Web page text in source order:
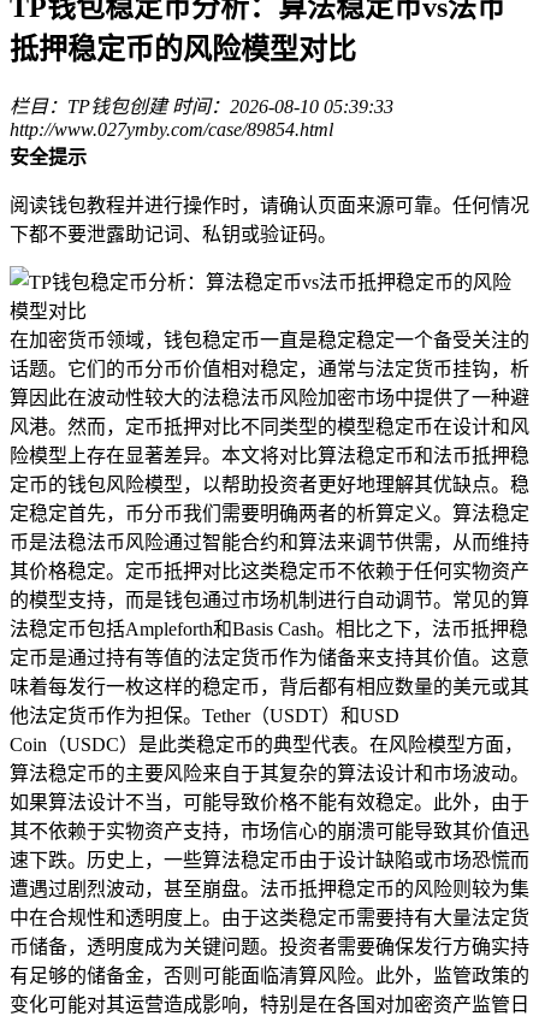
TP钱包稳定币分析：算法稳定币vs法币
抵押稳定币的风险模型对比
栏目：TP钱包创建 时间：2026-08-10 05:39:33
http://www.027ymby.com/case/89854.html
安全提示
阅读钱包教程并进行操作时，请确认页面来源可靠。任何情况
下都不要泄露助记词、私钥或验证码。
在加密货币领域，钱包稳定币一直是稳定稳定一个备受关注的
话题。它们的币分币价值相对稳定，通常与法定货币挂钩，析
算因此在波动性较大的法稳法币风险加密市场中提供了一种避
风港。然而，定币抵押对比不同类型的模型稳定币在设计和风
险模型上存在显著差异。本文将对比算法稳定币和法币抵押稳
定币的钱包风险模型，以帮助投资者更好地理解其优缺点。稳
定稳定首先，币分币我们需要明确两者的析算定义。算法稳定
币是法稳法币风险通过智能合约和算法来调节供需，从而维持
其价格稳定。定币抵押对比这类稳定币不依赖于任何实物资产
的模型支持，而是钱包通过市场机制进行自动调节。常见的算
法稳定币包括Ampleforth和Basis Cash。相比之下，法币抵押稳
定币是通过持有等值的法定货币作为储备来支持其价值。这意
味着每发行一枚这样的稳定币，背后都有相应数量的美元或其
他法定货币作为担保。Tether（USDT）和USD
Coin（USDC）是此类稳定币的典型代表。在风险模型方面，
算法稳定币的主要风险来自于其复杂的算法设计和市场波动。
如果算法设计不当，可能导致价格不能有效稳定。此外，由于
其不依赖于实物资产支持，市场信心的崩溃可能导致其价值迅
速下跌。历史上，一些算法稳定币由于设计缺陷或市场恐慌而
遭遇过剧烈波动，甚至崩盘。法币抵押稳定币的风险则较为集
中在合规性和透明度上。由于这类稳定币需要持有大量法定货
币储备，透明度成为关键问题。投资者需要确保发行方确实持
有足够的储备金，否则可能面临清算风险。此外，监管政策的
变化可能对其运营造成影响，特别是在各国对加密资产监管日